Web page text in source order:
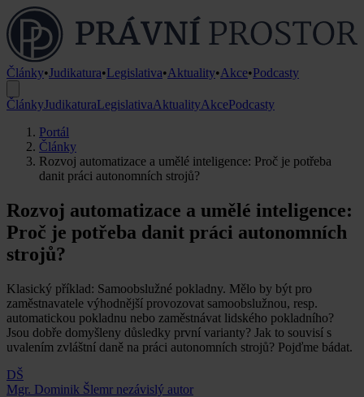
Články•Judikatura•Legislativa•Aktuality•Akce•Podcasty
ČlánkyJudikaturaLegislativaAktualityAkcePodcasty
Portál
Články
Rozvoj automatizace a umělé inteligence: Proč je potřeba
danit práci autonomních strojů?
Rozvoj automatizace a umělé inteligence:
Proč je potřeba danit práci autonomních
strojů?
Klasický příklad: Samoobslužné pokladny. Mělo by být pro
zaměstnavatele výhodnější provozovat samoobslužnou, resp.
automatickou pokladnu nebo zaměstnávat lidského pokladního?
Jsou dobře domyšleny důsledky první varianty? Jak to souvisí s
uvalením zvláštní daně na práci autonomních strojů? Pojďme bádat.
DŠ
Mgr. Dominik Šlemr nezávislý autor